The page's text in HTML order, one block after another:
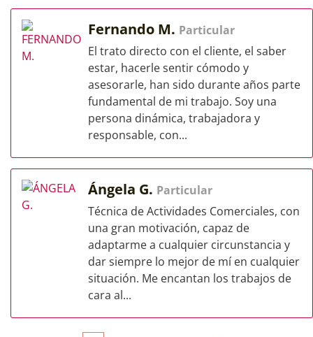
Fernando M. Particular
El trato directo con el cliente, el saber
estar, hacerle sentir cómodo y
asesorarle, han sido durante años parte
fundamental de mi trabajo. Soy una
persona dinámica, trabajadora y
responsable, con...
Ángela G. Particular
Técnica de Actividades Comerciales, con
una gran motivación, capaz de
adaptarme a cualquier circunstancia y
dar siempre lo mejor de mí en cualquier
situación. Me encantan los trabajos de
cara al...